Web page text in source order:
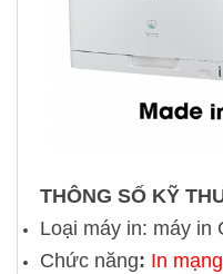
THÔNG SỐ KỸ
Loại máy in: máy in
Chức năng: In